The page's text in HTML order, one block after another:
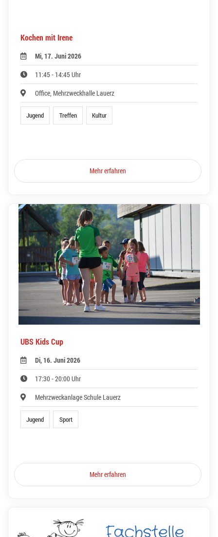
Kochen mit Irene
Mi, 17. Juni 2026
11:45 - 14:45 Uhr
Office, Mehrzweckhalle Lauerz
Jugend Treffen Kultur
Mehr erfahren
UBS Kids Cup
Di, 16. Juni 2026
17:30 - 20:00 Uhr
Mehrzweckanlage Schule Lauerz
Jugend Sport
Mehr erfahren